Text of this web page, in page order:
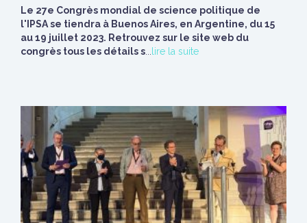
Le 27e Congrès mondial de science politique de
l'IPSA se tiendra à Buenos Aires, en Argentine, du 15
au 19 juillet 2023. Retrouvez sur le site web du
congrès tous les détails s...lire la suite